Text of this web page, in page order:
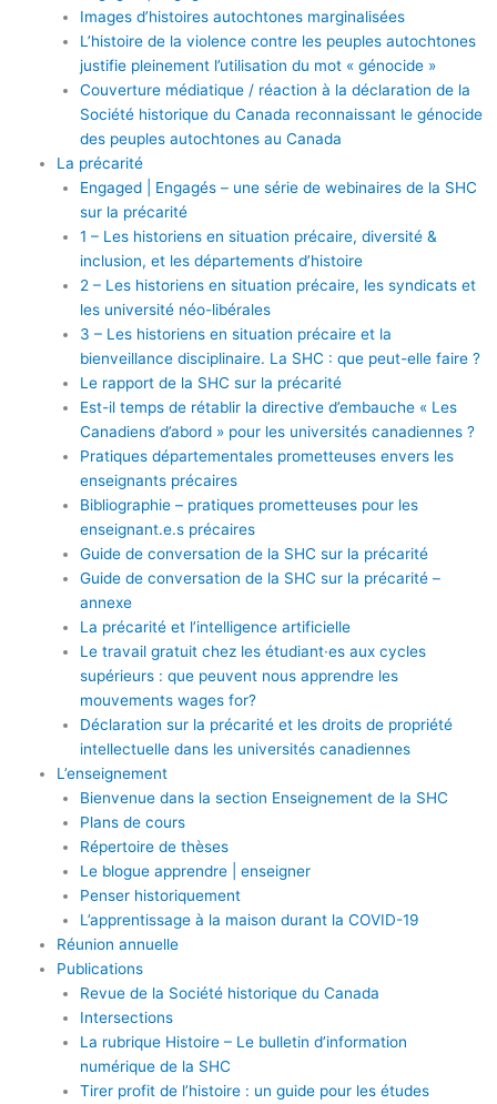
Images d’histoires autochtones marginalisées
L’histoire de la violence contre les peuples autochtones
justifie pleinement l’utilisation du mot « génocide »
Couverture médiatique / réaction à la déclaration de la
Société historique du Canada reconnaissant le génocide
des peuples autochtones au Canada
La précarité
Engaged | Engagés – une série de webinaires de la SHC
sur la précarité
1 – Les historiens en situation précaire, diversité &
inclusion, et les départements d’histoire
2 – Les historiens en situation précaire, les syndicats et
les université néo-libérales
3 – Les historiens en situation précaire et la
bienveillance disciplinaire. La SHC : que peut-elle faire ?
Le rapport de la SHC sur la précarité
Est-il temps de rétablir la directive d’embauche « Les
Canadiens d’abord » pour les universités canadiennes ?
Pratiques départementales prometteuses envers les
enseignants précaires
Bibliographie – pratiques prometteuses pour les
enseignant.e.s précaires
Guide de conversation de la SHC sur la précarité
Guide de conversation de la SHC sur la précarité –
annexe
La précarité et l’intelligence artificielle
Le travail gratuit chez les étudiant·es aux cycles
supérieurs : que peuvent nous apprendre les
mouvements wages for?
Déclaration sur la précarité et les droits de propriété
intellectuelle dans les universités canadiennes
L’enseignement
Bienvenue dans la section Enseignement de la SHC
Plans de cours
Répertoire de thèses
Le blogue apprendre | enseigner
Penser historiquement
L’apprentissage à la maison durant la COVID-19
Réunion annuelle
Publications
Revue de la Société historique du Canada
Intersections
La rubrique Histoire – Le bulletin d’information
numérique de la SHC
Tirer profit de l’histoire : un guide pour les études